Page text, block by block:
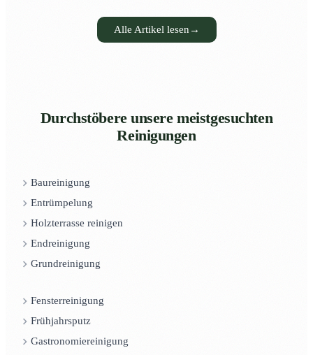
Alle Artikel lesen →
Durchstöbere unsere meistgesuchten
Reinigungen
Baureinigung
Entrümpelung
Holzterrasse reinigen
Endreinigung
Grundreinigung
Fensterreinigung
Frühjahrsputz
Gastronomiereinigung